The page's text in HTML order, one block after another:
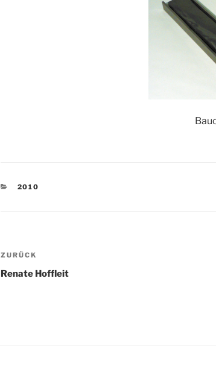
KATEGORIEN
2010
Beitragsnavigation
Vorheriger
Beitrag
ZURÜCK
Renate Hoffleit